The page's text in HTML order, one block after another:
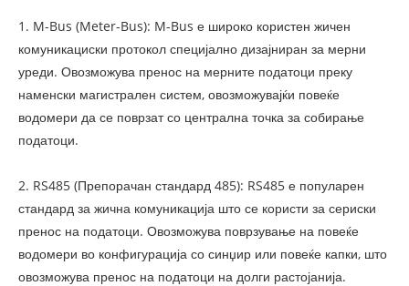
1. M-Bus (Meter-Bus): M-Bus е широко користен жичен
комуникациски протокол специјално дизајниран за мерни
уреди. Овозможува пренос на мерните податоци преку
наменски магистрален систем, овозможувајќи повеќе
водомери да се поврзат со централна точка за собирање
податоци.
2. RS485 (Препорачан стандард 485): RS485 е популарен
стандард за жична комуникација што се користи за сериски
пренос на податоци. Овозможува поврзување на повеќе
водомери во конфигурација со синџир или повеќе капки, што
овозможува пренос на податоци на долги растојанија.